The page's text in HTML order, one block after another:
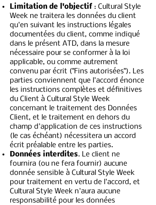
Limitation de l'objectif : Cultural Style
Week ne traitera les données du client
qu'en suivant les instructions légales
documentées du client, comme indiqué
dans le présent ATD, dans la mesure
nécessaire pour se conformer à la loi
applicable, ou comme autrement
convenu par écrit ("Fins autorisées"). Les
parties conviennent que l'accord énonce
les instructions complètes et définitives
du Client à Cultural Style Week
concernant le traitement des Données
Client, et le traitement en dehors du
champ d'application de ces instructions
(le cas échéant) nécessitera un accord
écrit préalable entre les parties.
Données interdites. Le client ne
fournira (ou ne fera fournir) aucune
donnée sensible à Cultural Style Week
pour traitement en vertu de l'accord, et
Cultural Style Week n'aura aucune
responsabilité pour les données